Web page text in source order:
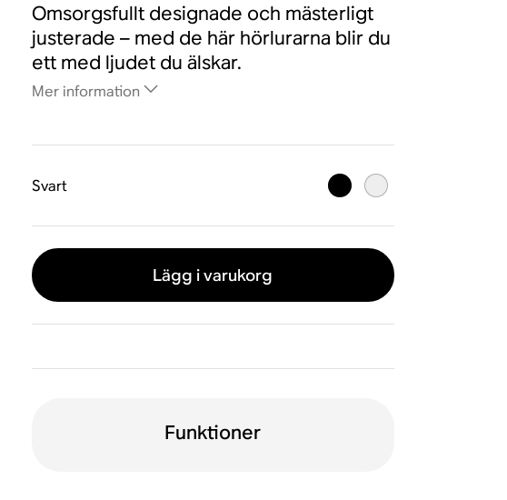
Omsorgsfullt designade och mästerligt
justerade – med de här hörlurarna blir du
ett med ljudet du älskar.
Mer information
Svart
Lägg i varukorg
Funktioner